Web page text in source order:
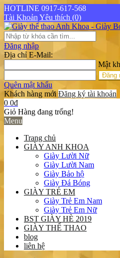
HOTLINE 0917-617-568
Tài Khoản Yêu thích (0)
Đăng nhập
Địa chỉ E-Mail:
Mật
Quên mật khẩu
Khách hàng mới Đăng ký tài khoản
0 0đ
Giỏ Hàng đang trống!
Menu
Trang chủ
GIÀY ANH KHOA
Giày Lười Nữ
Giày Lười Nam
Giày Bảo hộ
Giày Đá Bóng
GIÀY TRẺ EM
Giày Trẻ Em Nam
Giày Trẻ Em Nữ
BST GIÀY HÈ 2019
GIÀY THỂ THAO
blog
liên hệ